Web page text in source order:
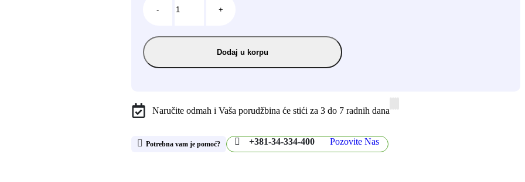
- +
Dodaj u korpu
Naručite odmah i Vaša porudžbina će stićiza 3 do 7 radnih dana
Potrebna vam je pomoć? +381-34-334-400 Pozovite Nas